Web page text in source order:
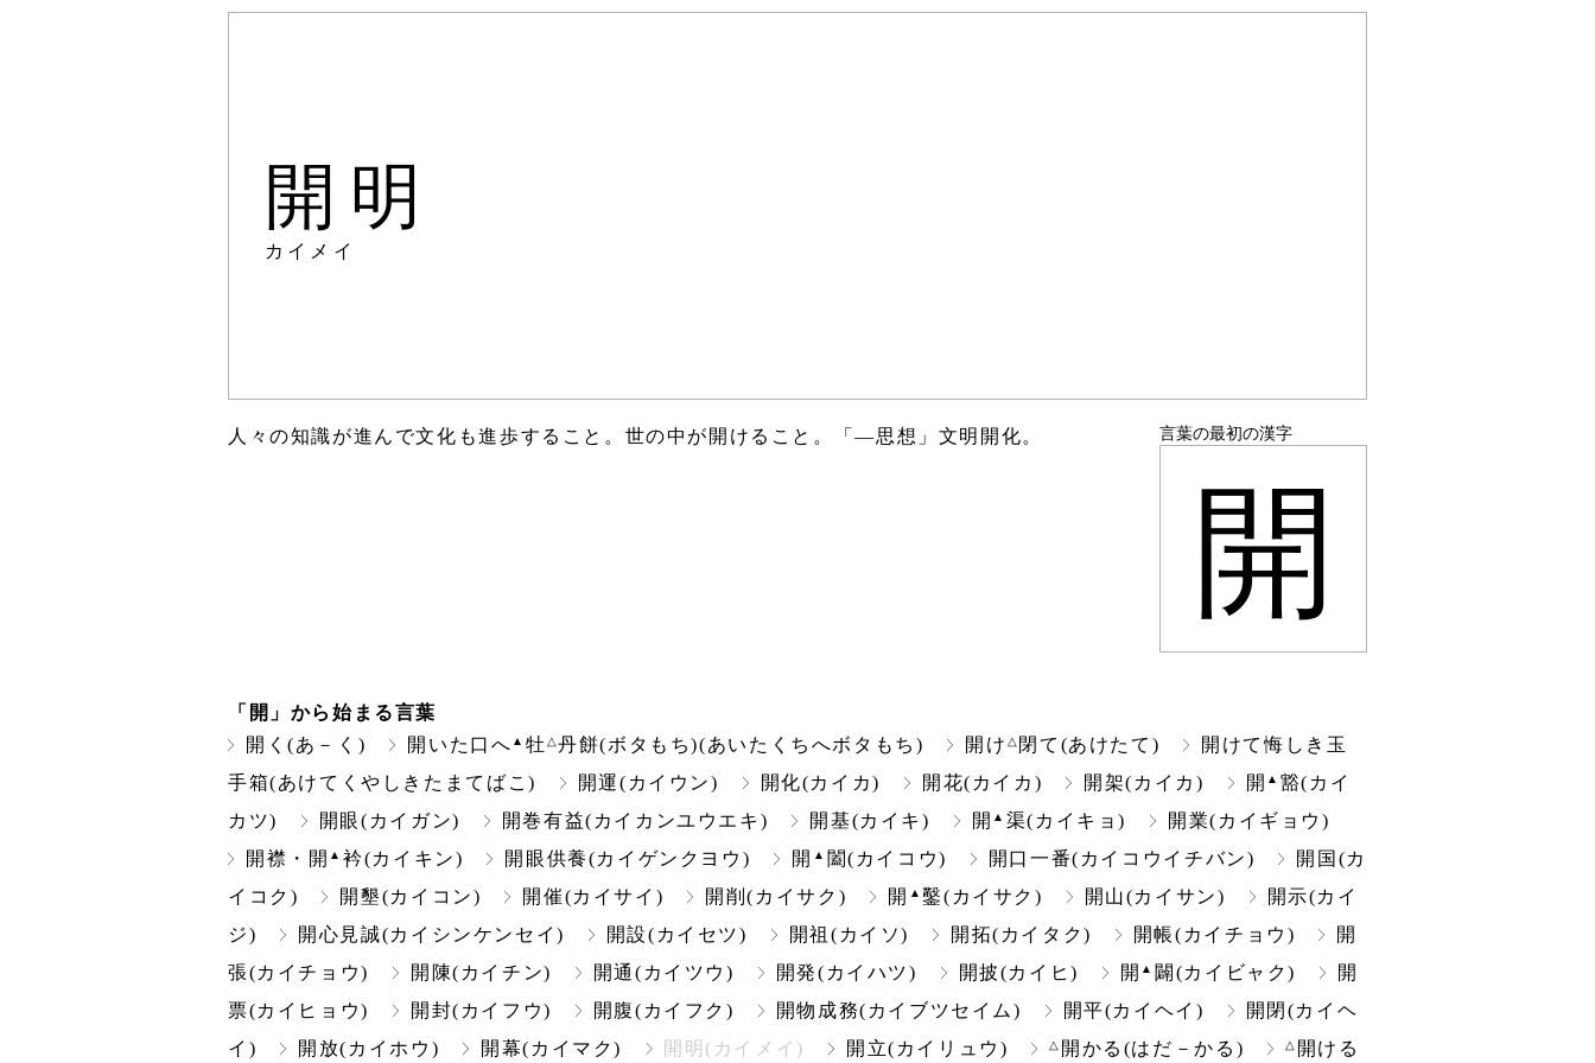
開明
カイメイ
人々の知識が進んで文化も進歩すること。世の中が開けること。「―思想」文明開化。 言葉の最初の漢字
開
「開」から始まる言葉
開く(あ－く)
開いた口へ ▲ 牡 △丹餅(ボタもち)(あいたくちへボタもち) 開け △ 閉て(あけたて)
開けて悔しき玉
手箱(あけてくやしきたまてばこ)
開運(カイウン) 開化(カイカ) 開花(カイカ) 開架(カイカ) 開 ▲ 豁(カイ
カツ)
開眼(カイガン) 開巻有益(カイカンユウエキ) 開基(カイキ) 開 ▲ 渠(カイキョ)
開業(カイギョウ)
開襟・開 ▲ 衿(カイキン) 開眼供養(カイゲンクヨウ) 開 ▲ 闔(カイコウ) 開口一番(カイコウイチバン)
開国(カ
イコク)
開墾(カイコン) 開催(カイサイ) 開削(カイサク) 開 ▲鑿(カイサク) 開山(カイサン)
開示(カイ
ジ)
開心見誠(カイシンケンセイ) 開設(カイセツ) 開祖(カイソ) 開拓(カイタク) 開帳(カイチョウ)
開
張(カイチョウ)
開陳(カイチン) 開通(カイツウ) 開発(カイハツ) 開披(カイヒ) 開 ▲闢(カイビャク)
開
票(カイヒョウ)
開封(カイフウ) 開腹(カイフク) 開物成務(カイブツセイム) 開平(カイヘイ)
開閉(カイヘ
イ)
開放(カイホウ) 開幕(カイマク) 開明(カイメイ) 開立(カイリュウ) △ 開かる(はだ－かる) △ 開ける